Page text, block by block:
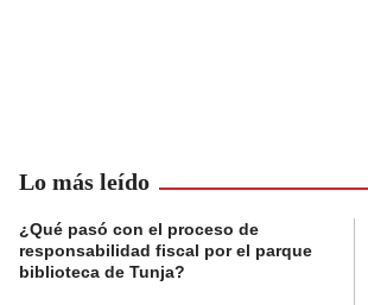
Lo más leído
¿Qué pasó con el proceso de
responsabilidad fiscal por el parque
biblioteca de Tunja?